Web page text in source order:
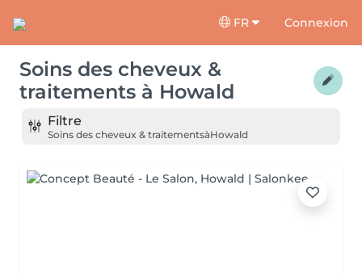
FR Connexion
Soins des cheveux &
traitements à Howald
Filtre
Soins des cheveux & traitementsàHowald